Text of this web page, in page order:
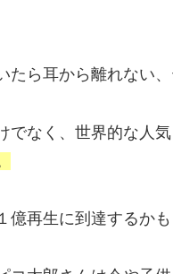
たら耳から離れない
でなく、世界的な人
億再生に到達するか